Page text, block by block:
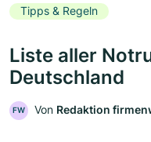
Tipps & Regeln
Liste aller
Deutschland
FW Von Redaktion